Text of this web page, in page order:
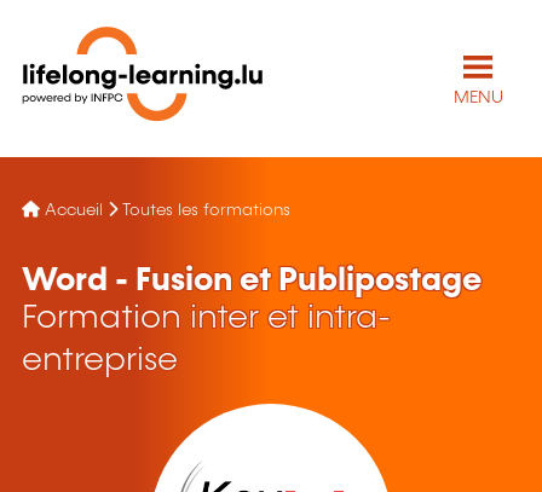
MENU
Accueil Toutes les formations
Word - Fusion et Publipostage
Formation inter et intra-
entreprise